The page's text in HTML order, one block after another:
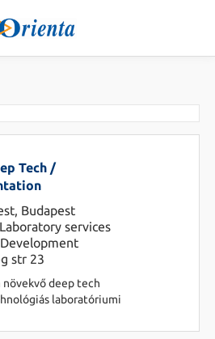
Tech /
, Budapest
services
str 23
növekvő deep tech
laboratóriumi
és gyárt kutatási és ipari
megoldásaikat